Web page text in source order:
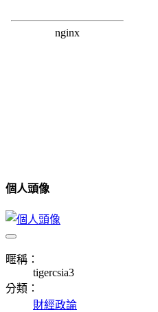
個人頭像
暱稱：
tigercsia3
分類：
財經政論